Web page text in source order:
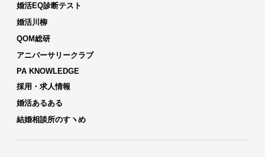
婚活EQ診断テスト
婚活川柳
QOM総研
アニバーサリークラブ
PA KNOWLEDGE
採用・求人情報
婚活あるある
結婚相談所のすヽめ